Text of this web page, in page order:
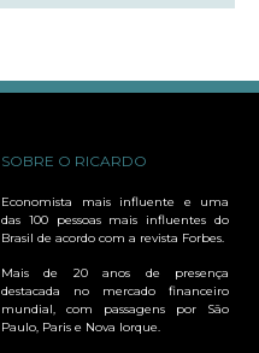
SOBRE O RICARDO
Economista mais influente e uma
das 100 pessoas mais influentes do
Brasil de acordo com a revista Forbes.
Mais de 20 anos de presença
destacada no mercado financeiro
mundial, com passagens por São
Paulo, Paris e Nova Iorque.